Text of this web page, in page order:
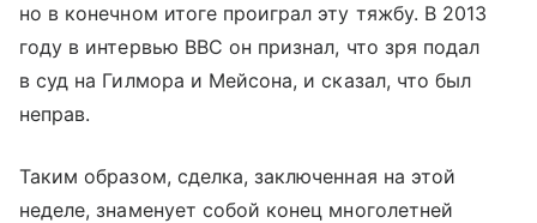
но в конечном итоге проиграл эту тяжбу. В 2013
году в интервью BBC он признал, что зря подал
в суд на Гилмора и Мейсона, и сказал, что был
неправ.
Таким образом, сделка, заключенная на этой
неделе, знаменует собой конец многолетней